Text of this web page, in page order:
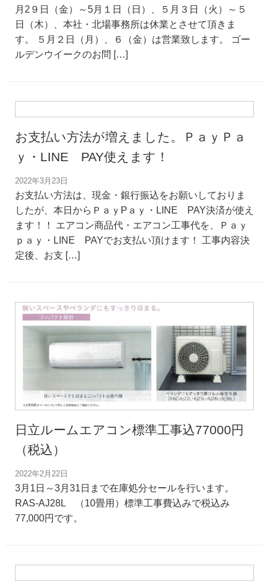
月2９日（金）～5月１日（日）、５月３日（火）～５
日（木）、本社・北場事務所は休業とさせて頂きま
す。 ５月２日（月）、６（金）は営業致します。 ゴー
ルデンウイークのお問 […]
お支払い方法が増えました。ＰａｙＰａ
ｙ・LINE PAY使えます！
2022年3月23日
お支払い方法は、現金・銀行振込をお願いしておりま
したが、本日からＰａｙPａｙ・LINE PAY決済が使え
ます！！ エアコン商品代・エアコン工事代を、Ｐａｙ
ｐａｙ・LINE PAYでお支払い頂けます！ 工事内容決
定後、お支 […]
日立ルームエアコン標準工事込77000円
（税込）
2022年2月22日
3月1日～3月31日まで在庫処分セールを行います。
RAS-AJ28L （10畳用）標準工事費込みで税込み
77,000円です。